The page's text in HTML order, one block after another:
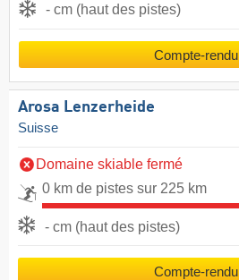
- cm (haut des pistes)
Compte-rendu
Arosa Lenzerheide
Suisse
Domaine skiable fermé
0 km de pistes sur 225 km
- cm (haut des pistes)
Compte-rendu